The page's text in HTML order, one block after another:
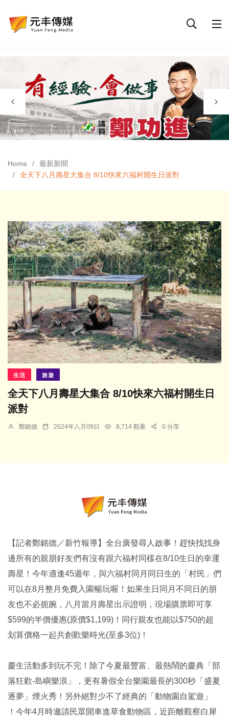
Home
最新新聞
全天下八月壽星大集合 8/10快來六福村開生日派對
生活 旅遊
全天下八月壽星大集合 8/10快來六福村開生日
派對
鄭銘德 2024年八月09日 8,714 觀看 0 分享
【記者鄭銘德／新竹報導】全台廣發尋人啟事！趕快找找身
邊所有的親朋好友們有沒有跟六福村同樣在8/10生日的幸運
壽星！今年適逢45週年，與六福村同月同日生的「村民」們
可以在8月整月免費入園暢玩喔！如果生日同月不同日的朋
友也不必扼腕，八月當月壽星出示證明，現場購票即可享
$599的半價優惠(原價$1,199)！同行親友也能以$750的超
划算價格一起共創歡樂時光(至多3位)！
慶生活動多到玩不完！除了今夏最豐富、最熱鬧的慶典「部
落狂歡-島嶼樂浪」，更有暑假全台樂園最長的300秒「盛夏
逐夢」煙火秀！另外絕對少不了經典的「動物園自駕遊」
！今年4月時邀請民眾開車進草食動物區，近距離觀察白犀